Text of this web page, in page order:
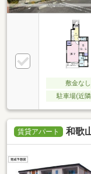
敷金なし
駐車場(近
賃貸アパート 和歌